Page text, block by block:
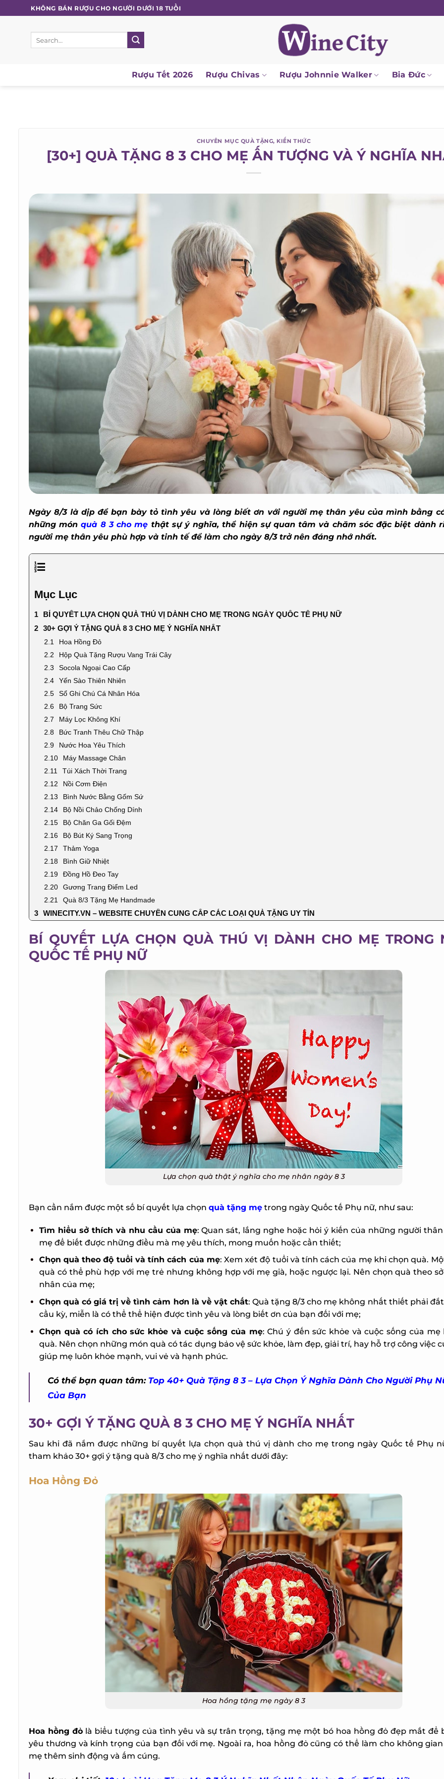
to
content
KHÔNG BÁN RƯỢU CHO NGƯỜI DƯỚI 18 TUỔI
Rượu Tết 2026 Rượu Chivas Rượu Johnnie Walker Bia Đức
CHUYÊN MỤC QUÀ TẶNG,KIẾN THỨC
[30+] QUÀ TẶNG 8 3 CHO MẸ ẤN TƯỢNG VÀ Ý NGHĨA
Ngày 8/3 là dịp để bạn bày tỏ tình yêu và lòng biết ơn với người mẹ thân yêu của mình bằng
những mónquà 8 3 cho mẹthật sự ý nghĩa, thể hiện sự quan tâm và chăm sóc đặc biệt dành
người mẹ thân yêu phù hợp và tinh tế để làm cho ngày 8/3 trở nên đáng nhớ nhất.
Mục Lục
BÍ QUYẾT LỰA CHỌN QUÀ THÚ VỊ DÀNH CHO MẸ TRONG NGÀY QUỐC TẾ PHỤ NỮ
30+ GỢI Ý TẶNG QUÀ 8 3 CHO MẸ Ý NGHĨA NHẤT
Hoa Hồng Đỏ
Hộp Quà Tặng Rượu Vang Trái Cây
Socola Ngoại Cao Cấp
Yến Sào Thiên Nhiên
Sổ Ghi Chú Cá Nhân Hóa
Bộ Trang Sức
Máy Lọc Không Khí
Bức Tranh Thêu Chữ Thập
Nước Hoa Yêu Thích
Máy Massage Chân
Túi Xách Thời Trang
Nồi Cơm Điện
Bình Nước Bằng Gốm Sứ
Bộ Nồi Chảo Chống Dính
Bộ Chăn Ga Gối Đệm
Bộ Bút Ký Sang Trọng
Thảm Yoga
Bình Giữ Nhiệt
Đồng Hồ Đeo Tay
Gương Trang Điểm Led
Quà 8/3 Tặng Mẹ Handmade
WINECITY.VN – WEBSITE CHUYÊN CUNG CẤP CÁC LOẠI QUÀ TẶNG UY TÍN
BÍ QUYẾT LỰA CHỌN QUÀ THÚ VỊ DÀNH CHO MẸ TRONG
QUỐC TẾ PHỤ NỮ
Lựa chọn quà thật ý nghĩa cho mẹ nhân ngày 8 3
Bạn cần nắm được một số bí quyết lựa chọnquà tặng mẹtrong ngày Quốc tế Phụ nữ, như sau:
Tìm hiểu sở thích và nhu cầu của mẹ: Quan sát, lắng nghe hoặc hỏi ý kiến của những người thân
mẹ để biết được những điều mà mẹ yêu thích, mong muốn hoặc cần thiết;
Chọn quà theo độ tuổi và tính cách của mẹ: Xem xét độ tuổi và tính cách của mẹ khi chọn quà.
quà có thể phù hợp với mẹ trẻ nhưng không hợp với mẹ già, hoặc ngược lại. Nên chọn quà theo sở
nhân của mẹ;
Chọn quà có giá trị về tình cảm hơn là về vật chất: Quà tặng 8/3 cho mẹ không nhất thiết phải đắt
cầu kỳ, miễn là có thể thể hiện được tình yêu và lòng biết ơn của bạn đối với mẹ;
Chọn quà có ích cho sức khỏe và cuộc sống của mẹ: Chú ý đến sức khỏe và cuộc sống của mẹ
quà. Nên chọn những món quà có tác dụng bảo vệ sức khỏe, làm đẹp, giải trí, hay hỗ trợ công việc
giúp mẹ luôn khỏe mạnh, vui vẻ và hạnh phúc.
Có thể bạn quan tâm:Top 40+ Quà Tặng 8 3 – Lựa Chọn Ý Nghĩa Dành Cho Người Phụ Nữ
Của Bạn
30+ GỢI Ý TẶNG QUÀ 8 3 CHO MẸ Ý NGHĨA NHẤT
Sau khi đã nắm được những bí quyết lựa chọn quà thú vị dành cho mẹ trong ngày Quốc tế Phụ
tham khảo 30+ gợi ý tặng quà 8/3 cho mẹ ý nghĩa nhất dưới đây:
Hoa Hồng Đỏ
Hoa hồng tặng mẹ ngày 8 3
Hoa hồng đỏlà biểu tượng của tình yêu và sự trân trọng, tặng mẹ một bó hoa hồng đỏ đẹp mắt để
yêu thương và kính trọng của bạn đối với mẹ. Ngoài ra, hoa hồng đỏ cũng có thể làm cho không gian
mẹ thêm sinh động và ấm cúng.